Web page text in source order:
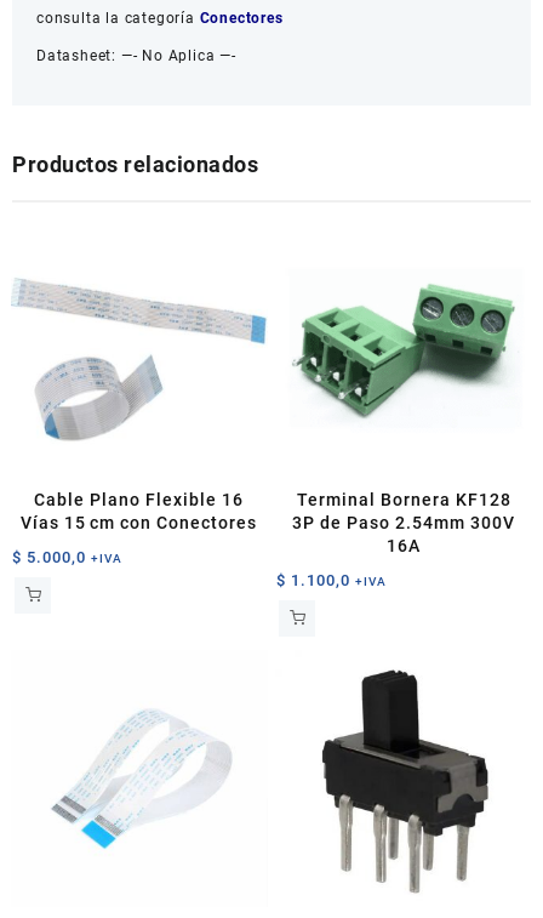
consulta la categoría Conectores
Datasheet: —- No Aplica —-
Productos relacionados
Cable Plano Flexible 16
Vías 15 cm con Conectores
$ 5.000,0 +IVA
Terminal Bornera KF128
3P de Paso 2.54mm 300V
16A
$ 1.100,0 +IVA